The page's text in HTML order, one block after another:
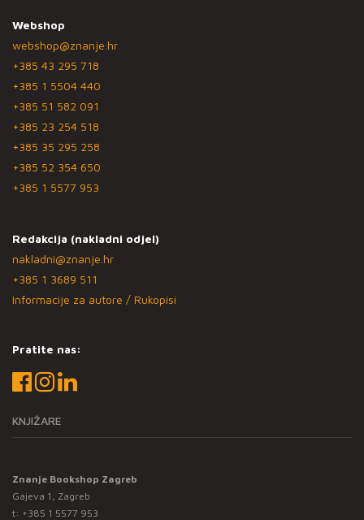
Webshop
webshop@znanje.hr
+385 43 295 718
+385 1 5504 440
+385 51 582 091
+385 23 254 518
+385 35 295 258
+385 52 354 650
+385 1 5577 953
Redakcija (nakladni odjel)
nakladni@znanje.hr
+385 1 3689 511
Informacije za autore / Rukopisi
Pratite nas:
KNJIŽARE
Znanje Bookshop Zagreb
Gajeva 1, Zagreb
t: +385 1 5577 953